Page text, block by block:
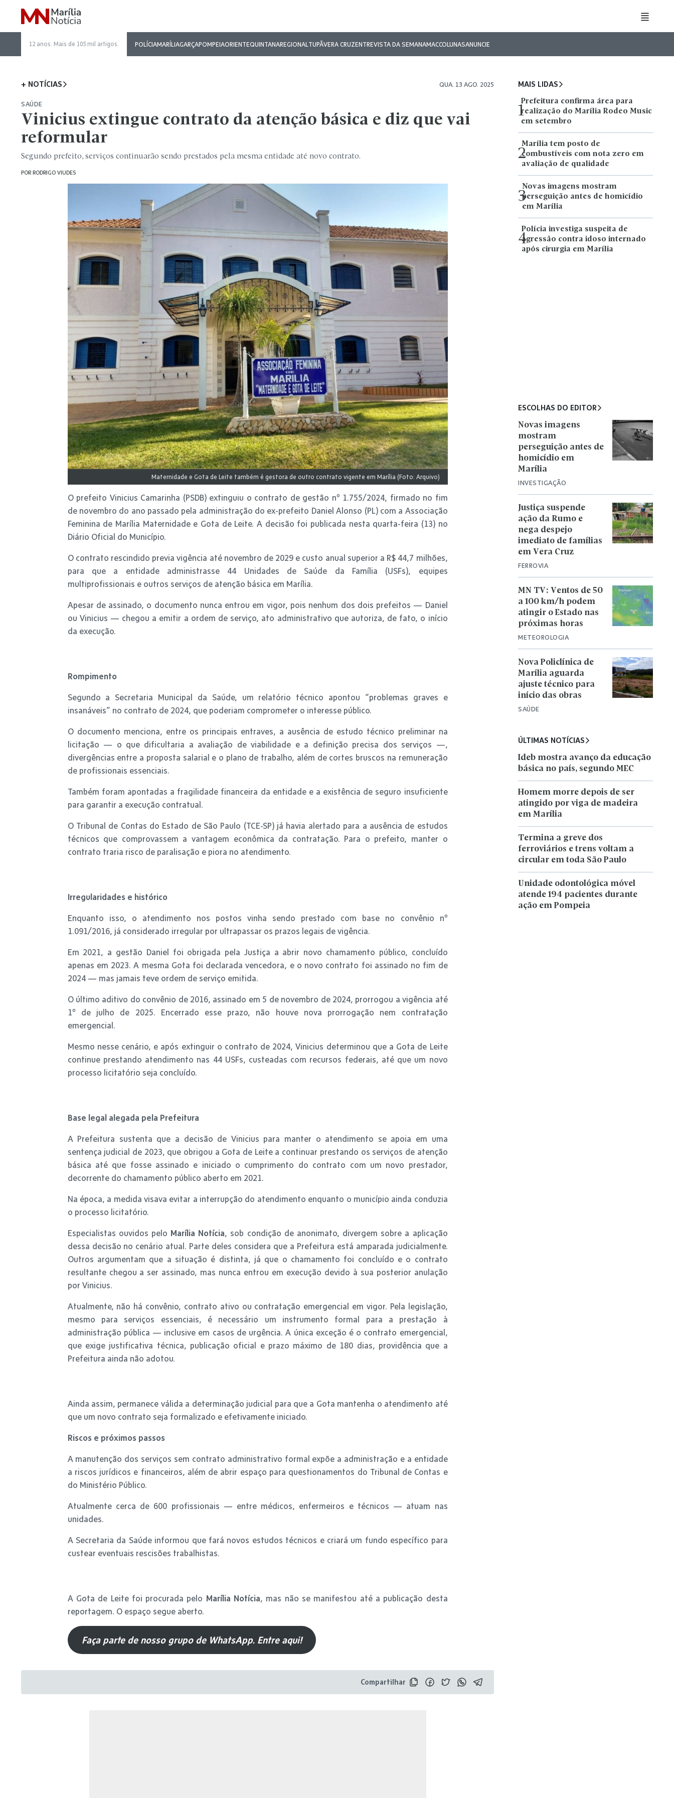
12 anos. Mais de 105 mil artigos. POLÍCIAMARÍLIAGARÇAPOMPEIAORIENTEQUINTANAREGIONALTUPÃVERA CRUZENTREVISTA DA SEMANAMACCOLUNASANUNCIE
+ NOTÍCIAS QUA. 13 AGO. 2025
SAÚDE
Vinicius extingue contrato da atenção básica e diz que vai
reformular
Segundo prefeito, serviços continuarão sendo prestados pela mesma entidade até novo contrato.
POR RODRIGO VIUDES
Maternidade e Gota de Leite também é gestora de outro contrato vigente em Marília (Foto: Arquivo)
O prefeito Vinicius Camarinha (PSDB) extinguiu o contrato de gestão nº 1.755/2024, firmado no fim
de novembro do ano passado pela administração do ex-prefeito Daniel Alonso (PL) com a Associação
Feminina de Marília Maternidade e Gota de Leite. A decisão foi publicada nesta quarta-feira (13) no
Diário Oficial do Município.
O contrato rescindido previa vigência até novembro de 2029 e custo anual superior a R$ 44,7 milhões,
para que a entidade administrasse 44 Unidades de Saúde da Família (USFs), equipes
multiprofissionais e outros serviços de atenção básica em Marília.
Apesar de assinado, o documento nunca entrou em vigor, pois nenhum dos dois prefeitos — Daniel
ou Vinicius — chegou a emitir a ordem de serviço, ato administrativo que autoriza, de fato, o início
da execução.
Rompimento
Segundo a Secretaria Municipal da Saúde, um relatório técnico apontou “problemas graves e
insanáveis” no contrato de 2024, que poderiam comprometer o interesse público.
O documento menciona, entre os principais entraves, a ausência de estudo técnico preliminar na
licitação — o que dificultaria a avaliação de viabilidade e a definição precisa dos serviços —,
divergências entre a proposta salarial e o plano de trabalho, além de cortes bruscos na remuneração
de profissionais essenciais.
Também foram apontadas a fragilidade financeira da entidade e a existência de seguro insuficiente
para garantir a execução contratual.
O Tribunal de Contas do Estado de São Paulo (TCE-SP) já havia alertado para a ausência de estudos
técnicos que comprovassem a vantagem econômica da contratação. Para o prefeito, manter o
contrato traria risco de paralisação e piora no atendimento.
Irregularidades e histórico
Enquanto isso, o atendimento nos postos vinha sendo prestado com base no convênio nº
1.091/2016, já considerado irregular por ultrapassar os prazos legais de vigência.
Em 2021, a gestão Daniel foi obrigada pela Justiça a abrir novo chamamento público, concluído
apenas em 2023. A mesma Gota foi declarada vencedora, e o novo contrato foi assinado no fim de
2024 — mas jamais teve ordem de serviço emitida.
O último aditivo do convênio de 2016, assinado em 5 de novembro de 2024, prorrogou a vigência até
1º de julho de 2025. Encerrado esse prazo, não houve nova prorrogação nem contratação
emergencial.
Mesmo nesse cenário, e após extinguir o contrato de 2024, Vinicius determinou que a Gota de Leite
continue prestando atendimento nas 44 USFs, custeadas com recursos federais, até que um novo
processo licitatório seja concluído.
Base legal alegada pela Prefeitura
A Prefeitura sustenta que a decisão de Vinicius para manter o atendimento se apoia em uma
sentença judicial de 2023, que obrigou a Gota de Leite a continuar prestando os serviços de atenção
básica até que fosse assinado e iniciado o cumprimento do contrato com um novo prestador,
decorrente do chamamento público aberto em 2021.
Na época, a medida visava evitar a interrupção do atendimento enquanto o município ainda conduzia
o processo licitatório.
Especialistas ouvidos pelo Marília Notícia, sob condição de anonimato, divergem sobre a aplicação
dessa decisão no cenário atual. Parte deles considera que a Prefeitura está amparada judicialmente.
Outros argumentam que a situação é distinta, já que o chamamento foi concluído e o contrato
resultante chegou a ser assinado, mas nunca entrou em execução devido à sua posterior anulação
por Vinicius.
Atualmente, não há convênio, contrato ativo ou contratação emergencial em vigor. Pela legislação,
mesmo para serviços essenciais, é necessário um instrumento formal para a prestação à
administração pública — inclusive em casos de urgência. A única exceção é o contrato emergencial,
que exige justificativa técnica, publicação oficial e prazo máximo de 180 dias, providência que a
Prefeitura ainda não adotou.
Ainda assim, permanece válida a determinação judicial para que a Gota mantenha o atendimento até
que um novo contrato seja formalizado e efetivamente iniciado.
Riscos e próximos passos
A manutenção dos serviços sem contrato administrativo formal expõe a administração e a entidade
a riscos jurídicos e financeiros, além de abrir espaço para questionamentos do Tribunal de Contas e
do Ministério Público.
Atualmente cerca de 600 profissionais — entre médicos, enfermeiros e técnicos — atuam nas
unidades.
A Secretaria da Saúde informou que fará novos estudos técnicos e criará um fundo específico para
custear eventuais rescisões trabalhistas.
A Gota de Leite foi procurada pelo Marília Notícia, mas não se manifestou até a publicação desta
reportagem. O espaço segue aberto.
Faça parte de nosso grupo de WhatsApp. Entre aqui!
Compartilhar
MAIS LIDAS
1
Prefeitura confirma área para
realização do Marília Rodeo Music
em setembro
2
Marília tem posto de
combustíveis com nota zero em
avaliação de qualidade
3
Novas imagens mostram
perseguição antes de homicídio
em Marília
4
Polícia investiga suspeita de
agressão contra idoso internado
após cirurgia em Marília
ESCOLHAS DO EDITOR
INVESTIGAÇÃO
Novas imagens
mostram
perseguição antes de
homicídio em
Marília
FERROVIA
Justiça suspende
ação da Rumo e
nega despejo
imediato de famílias
em Vera Cruz
METEOROLOGIA
MN TV: Ventos de 50
a 100 km/h podem
atingir o Estado nas
próximas horas
SAÚDE
Nova Policlínica de
Marília aguarda
ajuste técnico para
início das obras
ÚLTIMAS NOTÍCIAS
Ideb mostra avanço da educação
básica no país, segundo MEC
Homem morre depois de ser
atingido por viga de madeira
em Marília
Termina a greve dos
ferroviários e trens voltam a
circular em toda São Paulo
Unidade odontológica móvel
atende 194 pacientes durante
ação em Pompeia